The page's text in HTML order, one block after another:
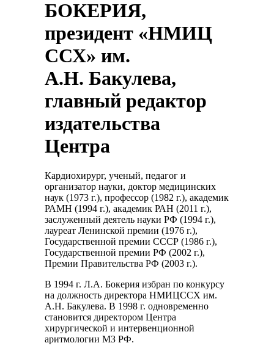
БОКЕРИЯ,
президент «НМИЦ
ССХ» им.
А.Н. Бакулева,
главный редактор
издательства
Центра
Кардиохирург, ученый, педагог и
организатор науки, доктор медицинских
наук (1973 г.), профессор (1982 г.), академик
РАМН (1994 г.), академик РАН (2011 г.),
заслуженный деятель науки РФ (1994 г.),
лауреат Ленинской премии (1976 г.),
Государственной премии СССР (1986 г.),
Государственной премии РФ (2002 г.),
Премии Правительства РФ (2003 г.).
В 1994 г. Л.А. Бокерия избран по конкурсу
на должность директора НМИЦССХ им.
А.Н. Бакулева. В 1998 г. одновременно
становится директором Центра
хирургической и интервенционной
аритмологии МЗ РФ.